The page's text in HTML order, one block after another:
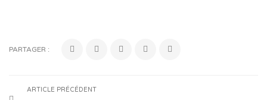
PARTAGER :
ARTICLE PRÉCÉDENT